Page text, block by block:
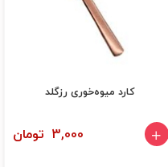
کارد میوه‌خوری رزگلد
3,000 تومان